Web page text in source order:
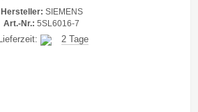
Hersteller: SIEMENS
Art.-Nr.: 5SL6016-7
Lieferzeit: 2 Tage